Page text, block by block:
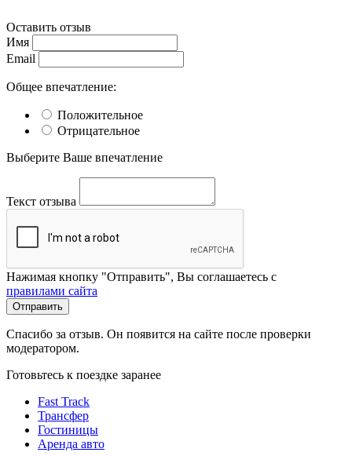
Оставить отзыв
Имя
Email
Общее впечатление:
Положительное
Отрицательное
Выберите Ваше впечатление
Текст отзыва
Нажимая кнопку "Отправить", Вы соглашаетесь с
правилами сайта
Отправить
Спасибо за отзыв. Он появится на сайте после проверки
модератором.
Готовьтесь к поездке заранее
Fast Track
Трансфер
Гостиницы
Аренда авто